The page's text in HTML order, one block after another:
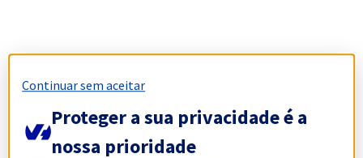
Continuar sem aceitar
Proteger a sua privacidade é a
nossa prioridade